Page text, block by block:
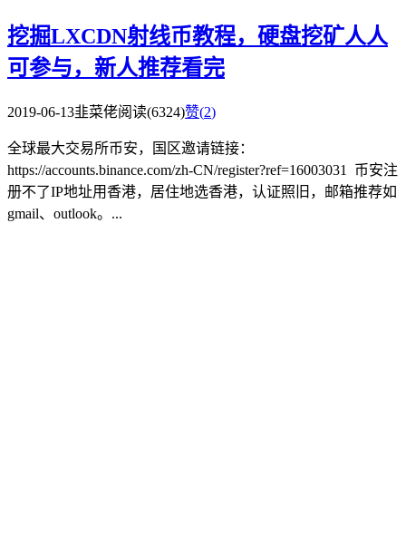
挖掘LXCDN射线币教程，硬盘挖矿人人
可参与，新人推荐看完
2019-06-13韭菜佬阅读(6324)赞(2)
全球最大交易所币安，国区邀请链接：
https://accounts.binance.com/zh-CN/register?ref=16003031 币安注
册不了IP地址用香港，居住地选香港，认证照旧，邮箱推荐如
gmail、outlook。...